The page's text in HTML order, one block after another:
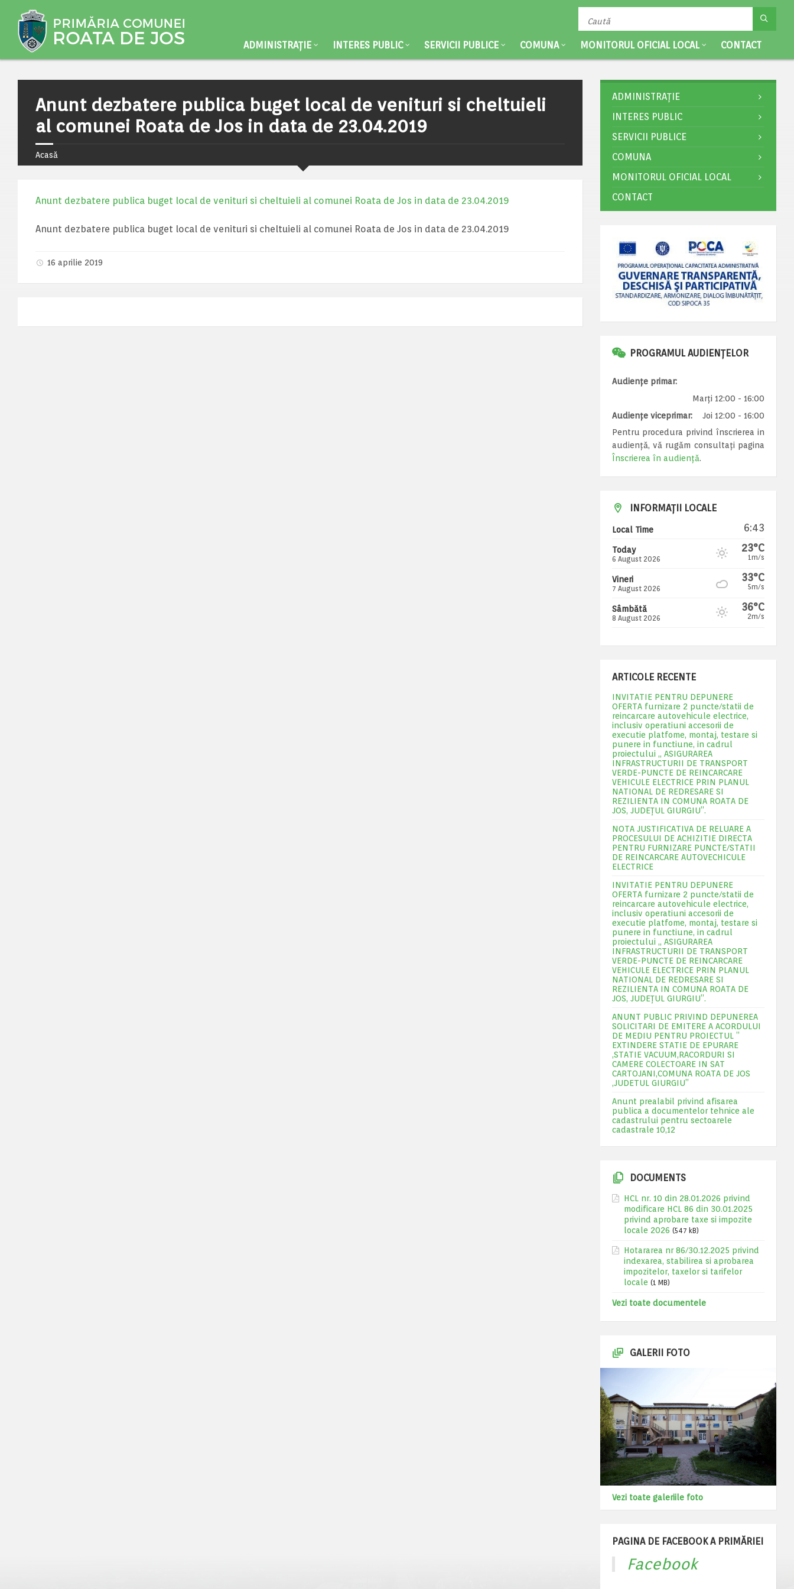
ADMINISTRAȚIE INTERES PUBLIC SERVICII PUBLICE COMUNA MONITORUL OFICIAL LOCAL CONTACT
Anunt dezbatere publica buget local de venituri si cheltuieli
al comunei Roata de Jos in data de 23.04.2019
Acasă
Anunt dezbatere publica buget local de venituri si cheltuieli al comunei Roata de Jos in data de 23.04.2019
Anunt dezbatere publica buget local de venituri si cheltuieli al comunei Roata de Jos in data de 23.04.2019
16 aprilie 2019
ADMINISTRAȚIE
INTERES PUBLIC
SERVICII PUBLICE
COMUNA
MONITORUL OFICIAL LOCAL
CONTACT
PROGRAMUL AUDIENȚELOR
Audiențe primar:
Marți 12:00 - 16:00
Audiențe viceprimar:
Joi 12:00 - 16:00
Pentru procedura privind înscrierea in
audiență, vă rugăm consultați pagina
Înscrierea în audiență.
INFORMAȚII LOCALE
Local Time 6:43
Today
6 August 2026
23°C
1m/s
Vineri
7 August 2026
33°C
5m/s
Sâmbătă
8 August 2026
36°C
2m/s
ARTICOLE RECENTE
INVITATIE PENTRU DEPUNERE
OFERTA furnizare 2 puncte/statii de
reincarcare autovehicule electrice,
inclusiv operatiuni accesorii de
executie platfome, montaj, testare si
punere in functiune, in cadrul
proiectului „ ASIGURAREA
INFRASTRUCTURII DE TRANSPORT
VERDE-PUNCTE DE REINCARCARE
VEHICULE ELECTRICE PRIN PLANUL
NATIONAL DE REDRESARE SI
REZILIENTA IN COMUNA ROATA DE
JOS, JUDEŢUL GIURGIU”.
NOTA JUSTIFICATIVA DE RELUARE A
PROCESULUI DE ACHIZITIE DIRECTA
PENTRU FURNIZARE PUNCTE/STATII
DE REINCARCARE AUTOVECHICULE
ELECTRICE
INVITATIE PENTRU DEPUNERE
OFERTA furnizare 2 puncte/statii de
reincarcare autovehicule electrice,
inclusiv operatiuni accesorii de
executie platfome, montaj, testare si
punere in functiune, in cadrul
proiectului „ ASIGURAREA
INFRASTRUCTURII DE TRANSPORT
VERDE-PUNCTE DE REINCARCARE
VEHICULE ELECTRICE PRIN PLANUL
NATIONAL DE REDRESARE SI
REZILIENTA IN COMUNA ROATA DE
JOS, JUDEŢUL GIURGIU”.
ANUNT PUBLIC PRIVIND DEPUNEREA
SOLICITARI DE EMITERE A ACORDULUI
DE MEDIU PENTRU PROIECTUL ”
EXTINDERE STATIE DE EPURARE
,STATIE VACUUM,RACORDURI SI
CAMERE COLECTOARE IN SAT
CARTOJANI,COMUNA ROATA DE JOS
,JUDETUL GIURGIU”
Anunt prealabil privind afisarea
publica a documentelor tehnice ale
cadastrului pentru sectoarele
cadastrale 10,12
DOCUMENTS
HCL nr. 10 din 28.01.2026 privind
modificare HCL 86 din 30.01.2025
privind aprobare taxe si impozite
locale 2026 (547 kB)
Hotararea nr 86/30.12.2025 privind
indexarea, stabilirea si aprobarea
impozitelor, taxelor si tarifelor
locale (1 MB)
Vezi toate documentele
GALERII FOTO
Vezi toate galeriile foto
PAGINA DE FACEBOOK A PRIMĂRIEI
Facebook